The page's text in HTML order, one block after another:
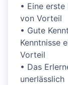
• Eine
von Vorteil
• Gute
Kenntnisse
Vorteil
• Das
unerlässlich